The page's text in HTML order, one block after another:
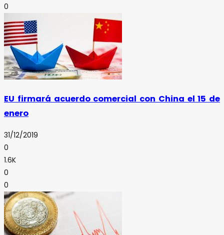
0
EU firmará acuerdo comercial con China el 15 de
enero
31/12/2019
0
1.6K
0
0